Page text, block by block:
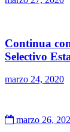
Continua
Selectivo
marzo 24, 2020
marzo 26,